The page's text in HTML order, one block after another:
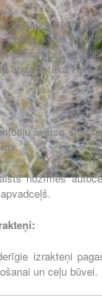
apdzīvojamais
vietas, kurās ir
ciems, bet blīvais
apdzīvotākā vieta
šķērso
nozīmes
izrakteņi
un ceļu būvei.